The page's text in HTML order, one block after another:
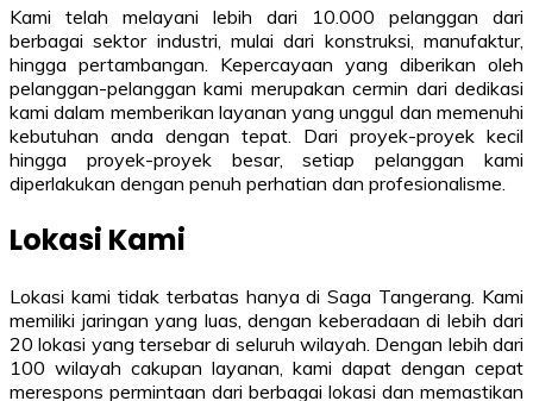
Kami telah melayani lebih dari 10.000 pelanggan dari
berbagai sektor industri, mulai dari konstruksi, manufaktur,
hingga pertambangan. Kepercayaan yang diberikan oleh
pelanggan-pelanggan kami merupakan cermin dari dedikasi
kami dalam memberikan layanan yang unggul dan memenuhi
kebutuhan anda dengan tepat. Dari proyek-proyek kecil
hingga proyek-proyek besar, setiap pelanggan kami
diperlakukan dengan penuh perhatian dan profesionalisme.
Lokasi Kami
Lokasi kami tidak terbatas hanya di Saga Tangerang. Kami
memiliki jaringan yang luas, dengan keberadaan di lebih dari
20 lokasi yang tersebar di seluruh wilayah. Dengan lebih dari
100 wilayah cakupan layanan, kami dapat dengan cepat
merespons permintaan dari berbagai lokasi dan memastikan